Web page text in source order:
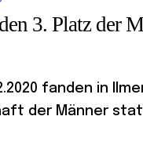
3. Platz der
fanden in
der Männer